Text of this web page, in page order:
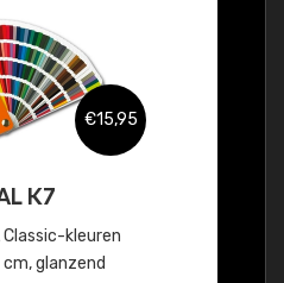
€15,95
K7
Classic-kleuren
cm, glanzend